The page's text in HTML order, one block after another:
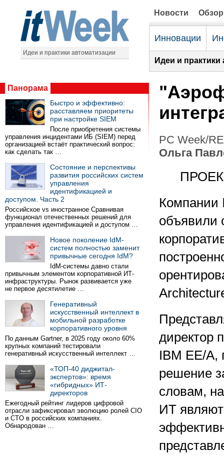
Идеи и практики автоматизации
Новости
Инновации
Идеи и
Панорама
Быстро и эффективно:
расставляем приоритеты
при настройке SIEM
После приобретения системы
управления инцидентами ИБ (SIEM) перед
организацией встаёт практический вопрос:
как сделать так …
Состояние и перспективы
развития российских систем
управления
идентификацией и
доступом. Часть 2
Российское vs иностранное Сравнивая
функционал отечественных решений для
управления идентификацией и доступом …
Новое поколение IdM-
систем полностью заменит
привычные сегодня IdM?
IdM-системы давно стали
привычным элементом корпоративной ИТ-
инфраструктуры. Рынок развивается уже
не первое десятилетие …
Генеративный
искусственный интеллект в
мобильной разработке
корпоративного уровня
По данным Gartner, в 2025 году около 60%
крупных компаний тестировали
генеративный искусственный интеллект …
«ТОП-40 диджитал-
экспертов»: время
«гибридных» ИТ-
директоров
Ежегодный рейтинг лидеров цифровой
отрасли зафиксировал эволюцию ролей CIO
и CTO в российских компаниях.
Обнародован …
PC Week/
Ольга
Компании
объявили
директор
IBM EE/A,
решение
словам,
ИТ